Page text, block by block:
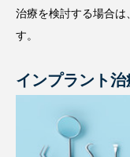
治療を検討する場合
す。
インプラント